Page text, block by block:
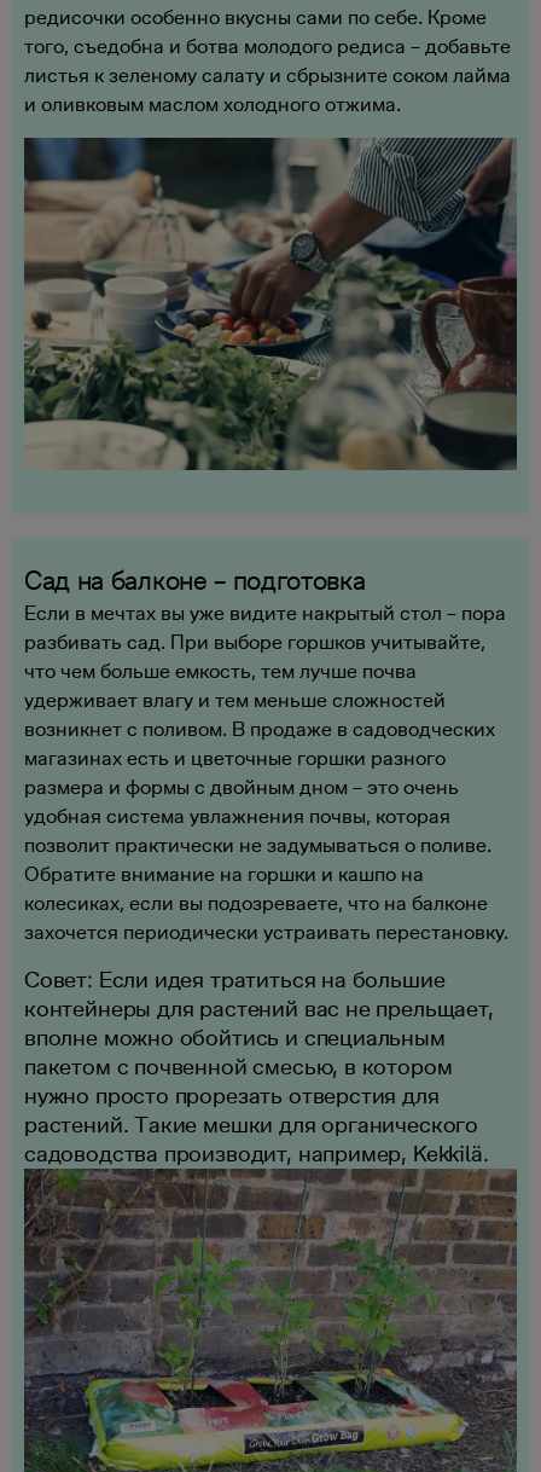
редисочки особенно вкусны сами по себе. Кроме
того, съедобна и ботва молодого редиса – добавьте
листья к зеленому салату и сбрызните соком лайма
и оливковым маслом холодного отжима.
Сад на балконе – подготовка
Если в мечтах вы уже видите накрытый стол – пора
разбивать сад. При выборе горшков учитывайте,
что чем больше емкость, тем лучше почва
удерживает влагу и тем меньше сложностей
возникнет с поливом. В продаже в садоводческих
магазинах есть и цветочные горшки разного
размера и формы с двойным дном – это очень
удобная система увлажнения почвы, которая
позволит практически не задумываться о поливе.
Обратите внимание на горшки и кашпо на
колесиках, если вы подозреваете, что на балконе
захочется периодически устраивать перестановку.
Совет: Если идея тратиться на большие
контейнеры для растений вас не прельщает,
вполне можно обойтись и специальным
пакетом с почвенной смесью, в котором
нужно просто прорезать отверстия для
растений. Такие мешки для органического
садоводства производит, например, Kekkilä.